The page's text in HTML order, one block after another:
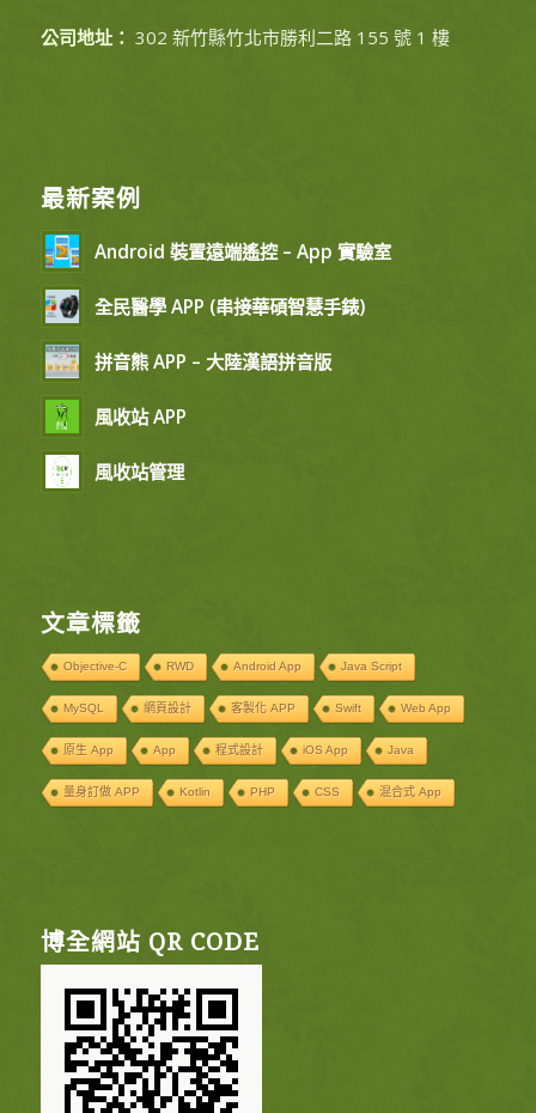
公司地址： 302 新竹縣竹北市勝利二路 155 號 1 樓
最新案例
Android 裝置遠端遙控 – App 實驗室
全民醫學 APP (串接華碩智慧手錶)
拼音熊 APP – 大陸漢語拼音版
風收站 APP
風收站管理
文章標籤
Objective-C RWD Android App Java Script
MySQL 網頁設計 客製化 APP Swift Web App
原生 App App 程式設計 iOS App Java
量身訂做 APP Kotlin PHP CSS 混合式 App
博全網站 QR CODE